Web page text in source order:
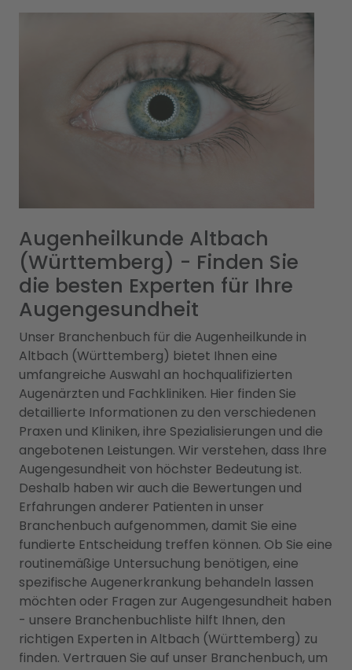
Augenheilkunde Altbach
(Württemberg) - Finden Sie
die besten Experten für Ihre
Augengesundheit
Unser Branchenbuch für die Augenheilkunde in
Altbach (Württemberg) bietet Ihnen eine
umfangreiche Auswahl an hochqualifizierten
Augenärzten und Fachkliniken. Hier finden Sie
detaillierte Informationen zu den verschiedenen
Praxen und Kliniken, ihre Spezialisierungen und die
angebotenen Leistungen. Wir verstehen, dass Ihre
Augengesundheit von höchster Bedeutung ist.
Deshalb haben wir auch die Bewertungen und
Erfahrungen anderer Patienten in unser
Branchenbuch aufgenommen, damit Sie eine
fundierte Entscheidung treffen können. Ob Sie eine
routinemäßige Untersuchung benötigen, eine
spezifische Augenerkrankung behandeln lassen
möchten oder Fragen zur Augengesundheit haben
- unsere Branchenbuchliste hilft Ihnen, den
richtigen Experten in Altbach (Württemberg) zu
finden. Vertrauen Sie auf unser Branchenbuch, um